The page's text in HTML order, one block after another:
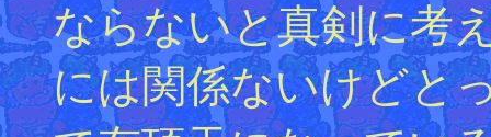
ならないと真剣に考
には関係ないけどと